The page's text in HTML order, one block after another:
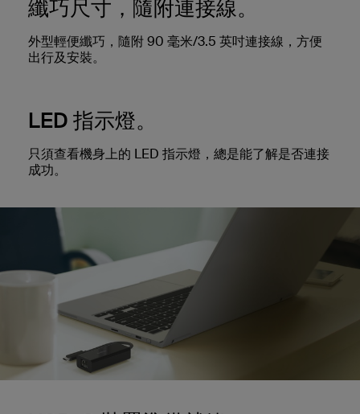
纖巧尺寸，隨附連接線。
外型輕便纖巧，隨附 90 毫米/3.5 英吋連接線，方便
出行及安裝。
LED 指示燈。
只須查看機身上的 LED 指示燈，總是能了解是否連接
成功。